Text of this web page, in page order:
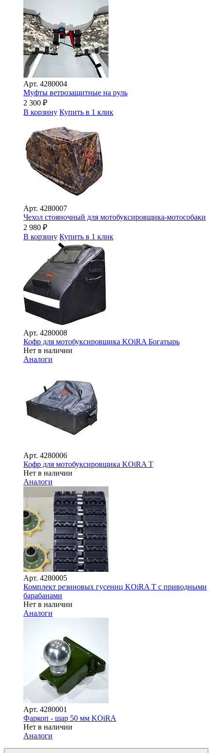
Арт. 4280004
Муфты ветрозащитные на руль
2 300 ₽
В корзину Купить в 1 клик
Арт. 4280007
Чехол стояночный для мотобуксировщика-мотособаки
2 980 ₽
В корзину Купить в 1 клик
Арт. 4280008
Кофр для мотобуксировщика KOiRA Богатырь
Нет в наличии
Аналоги
Арт. 4280006
Кофр для мотобуксировщика KOiRA T
Нет в наличии
Аналоги
Арт. 4280005
Комплект резиновых гусениц KOiRA T с приводными
барабанами
Нет в наличии
Аналоги
Арт. 4280001
Фаркоп - шар 50 мм KOiRA
Нет в наличии
Аналоги